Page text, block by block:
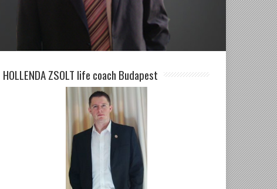
HOLLENDA ZSOLT life coach Budapest